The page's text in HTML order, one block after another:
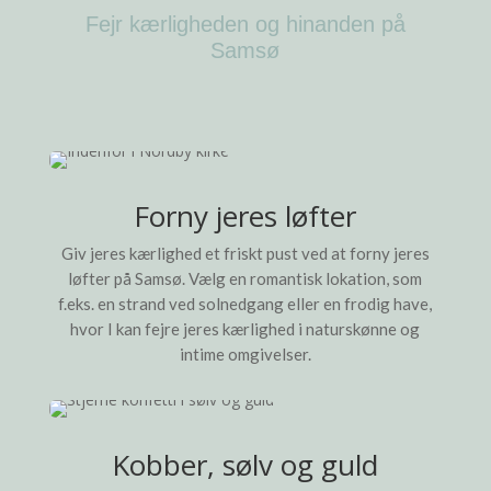
Fejr kærligheden og hinanden på
Samsø
Forny jeres løfter
Giv jeres kærlighed et friskt pust ved at forny jeres
løfter på Samsø. Vælg en romantisk lokation, som
f.eks. en strand ved solnedgang eller en frodig have,
hvor I kan fejre jeres kærlighed i naturskønne og
intime omgivelser.
Kobber, sølv og guld